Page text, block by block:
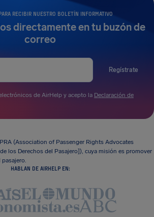
RECIBIR NUESTRO BOLETÍN INFORMATIVO
directamente en tu buzón de
correo
Regístrate
de AirHelp y acepto la Declaración de
(Association of Passenger Rights Advocates
los Derechos del Pasajero]), cuya misión es promover
HABLAN DE AIRHELP EN: